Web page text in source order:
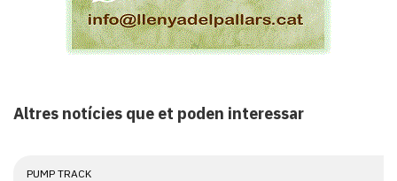
Altres notícies que et poden interessar
PUMP TRACK